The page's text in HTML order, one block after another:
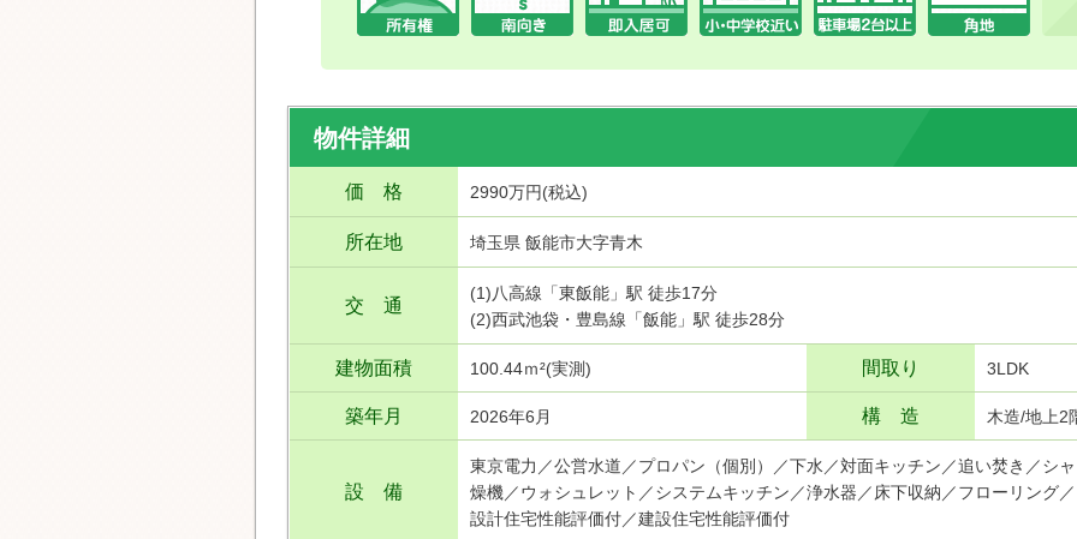
物件詳細
価 格 2990万円(税込)
所在地 埼玉県 飯能市大字青木
交 通
(1)八高線「東飯能」駅 徒歩17分
(2)西武池袋・豊島線「飯能」駅 徒歩28分
建物面積 100.44ｍ²(実測) 間取り 3LDK
築年月 2026年6月 構 造 木造/地上2
設 備
東京電力／公営水道／プロパン（個別）／下水／対面キッチン／追い焚き／シ
燥機／ウォシュレット／システムキッチン／浄水器／床下収納／フローリング
設計住宅性能評価付／建設住宅性能評価付